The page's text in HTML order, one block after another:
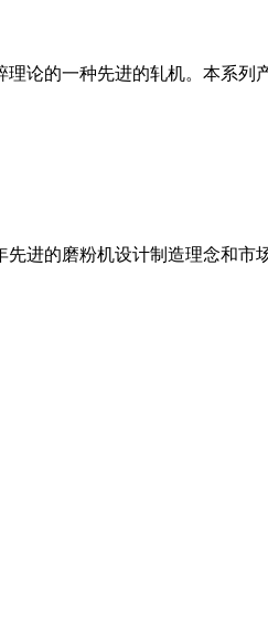
论的一种先进的轧机。本系列
进的磨粉机设计制造理念和市